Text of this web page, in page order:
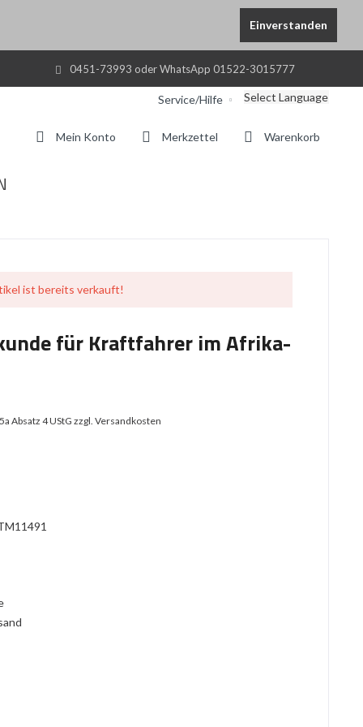
Einverstanden
0451-73993 oder WhatsApp 01522-3015777
Service/Hilfe Select Language
Warenkorb
Merkzettel
Mein Konto
ist bereits verkauft!
für Kraftfahrer im Afrika-
Absatz 4 UStGzzgl. Versandkosten